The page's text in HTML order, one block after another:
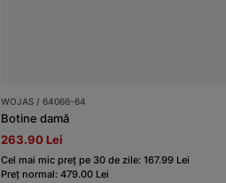
WOJAS / 64066-64
Botine damă
263.90 Lei
Cel mai mic preț pe 30 de zile: 167.99 Lei
Preț normal: 479.00 Lei